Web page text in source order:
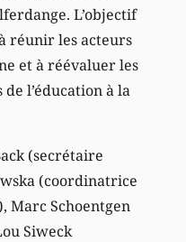
L’objectif
réunir les acteurs
et à réévaluer les
l’éducation à la
(secrétaire
(coordinatrice
Marc Schoentgen
Siweck